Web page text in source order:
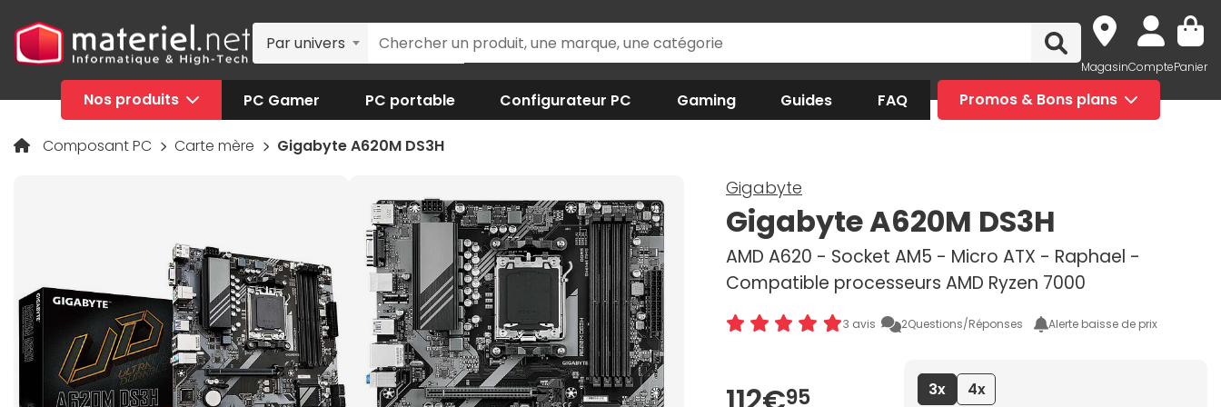
Par univers
MagasinComptePanier
Nos produits PC Gamer PC portable Configurateur PC Gaming Guides FAQ Promos & Bons plans
Composant PC Carte mère Gigabyte A620M DS3H
Gigabyte
Gigabyte A620M DS3H
AMD A620 - Socket AM5 - Micro ATX - Raphael -
Compatible processeurs AMD Ryzen 7000
3 avis 2Questions/Réponses Alerte baisse de prix
95 3x
4x